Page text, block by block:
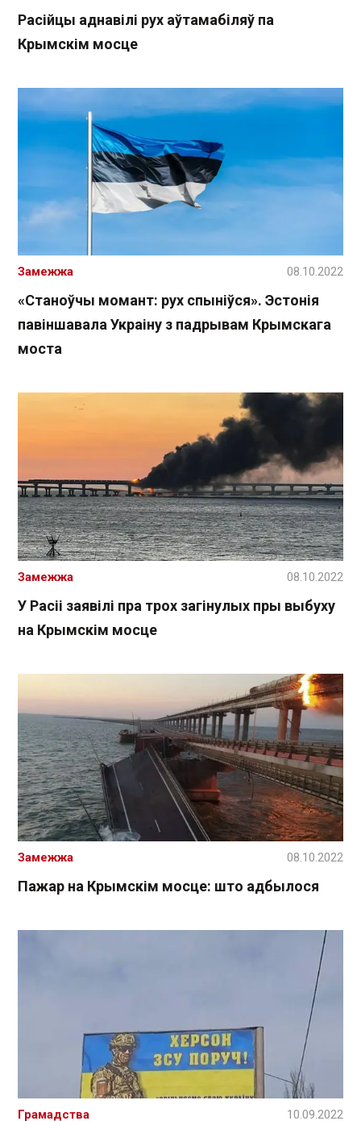
Расійцы аднавілі рух аўтамабіляў па
Крымскім мосце
«Станоўчы момант: рух спыніўся». Эстонія
павіншавала Украіну з падрывам Крымскага
моста
Замежжа 08.10.2022
У Расіі заявілі пра трох загінулых пры выбуху
на Крымскім мосце
Замежжа 08.10.2022
Пажар на Крымскім мосце: што адбылося
Замежжа 08.10.2022
Грамадства 10.09.2022